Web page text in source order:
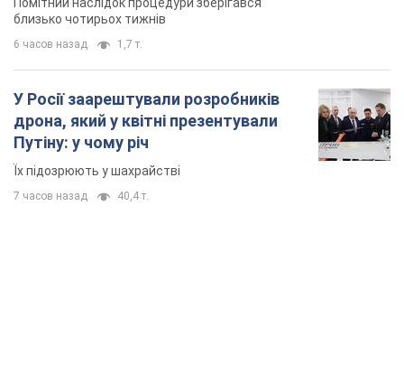
Помітний наслідок процедури зберігався
близько чотирьох тижнів
6 часов назад 1,7 т.
У Росії заарештували розробників
дрона, який у квітні презентували
Путіну: у чому річ
Їх підозрюють у шахрайстві
7 часов назад 40,4 т.